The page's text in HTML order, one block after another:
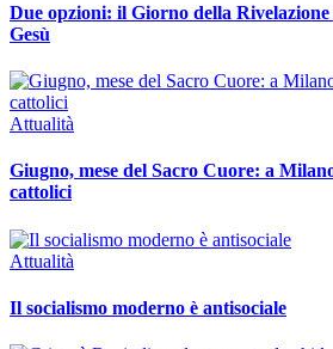
Due opzioni: il Giorno della
Gesù
Attualità
Giugno, mese del Sacro Cuore: a
cattolici
Attualità
Il socialismo moderno è antisociale